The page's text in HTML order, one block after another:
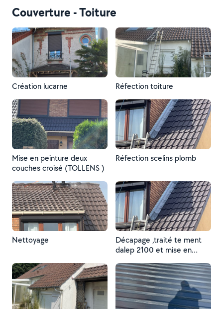
Couverture - Toiture
Création lucarne Réfection toiture
Mise en peinture deux
couches croisé (TOLLENS )
Réfection scelins plomb
Nettoyage
Décapage ,traité te ment
dalep 2100 et mise en
peinture spécial plastifié
(TOLLENS)